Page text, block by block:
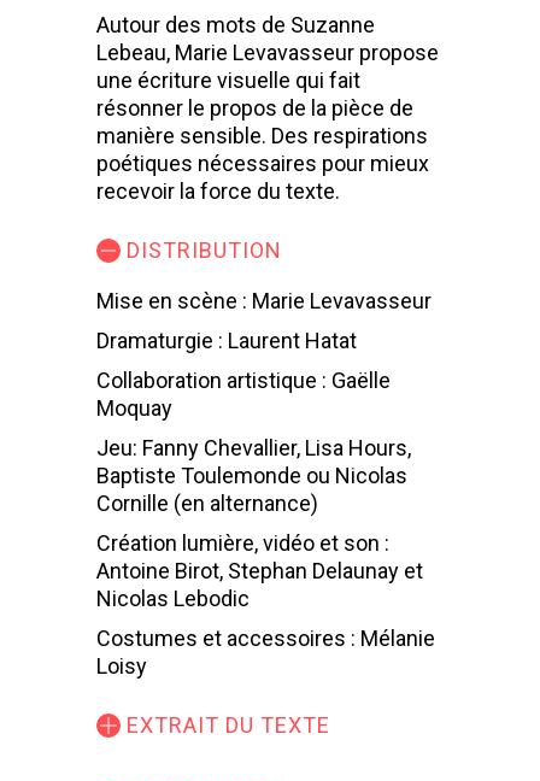
Autour des mots de Suzanne
Lebeau, Marie Levavasseur propose
une écriture visuelle qui fait
résonner le propos de la pièce de
manière sensible. Des respirations
poétiques nécessaires pour mieux
recevoir la force du texte.
DISTRIBUTION
Mise en scène : Marie Levavasseur
Dramaturgie : Laurent Hatat
Collaboration artistique : Gaëlle
Moquay
Jeu: Fanny Chevallier, Lisa Hours,
Baptiste Toulemonde ou Nicolas
Cornille (en alternance)
Création lumière, vidéo et son :
Antoine Birot, Stephan Delaunay et
Nicolas Lebodic
Costumes et accessoires : Mélanie
Loisy
EXTRAIT DU TEXTE